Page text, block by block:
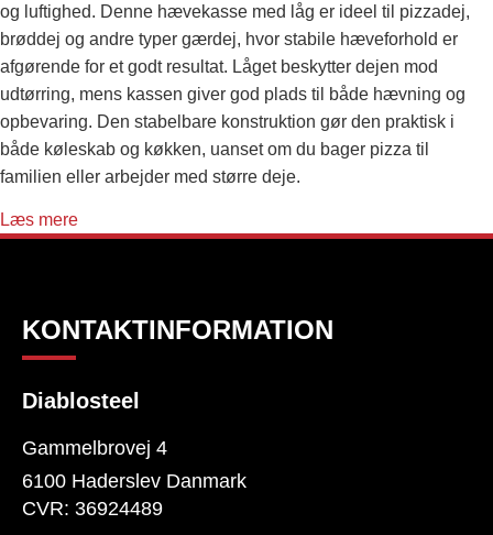
og luftighed. Denne hævekasse med låg er ideel til pizzadej,
brøddej og andre typer gærdej, hvor stabile hæveforhold er
afgørende for et godt resultat. Låget beskytter dejen mod
udtørring, mens kassen giver god plads til både hævning og
opbevaring. Den stabelbare konstruktion gør den praktisk i
både køleskab og køkken, uanset om du bager pizza til
familien eller arbejder med større deje.
Læs mere
KONTAKTINFORMATION
Diablosteel
Gammelbrovej 4
6100 Haderslev Danmark
CVR: 36924489